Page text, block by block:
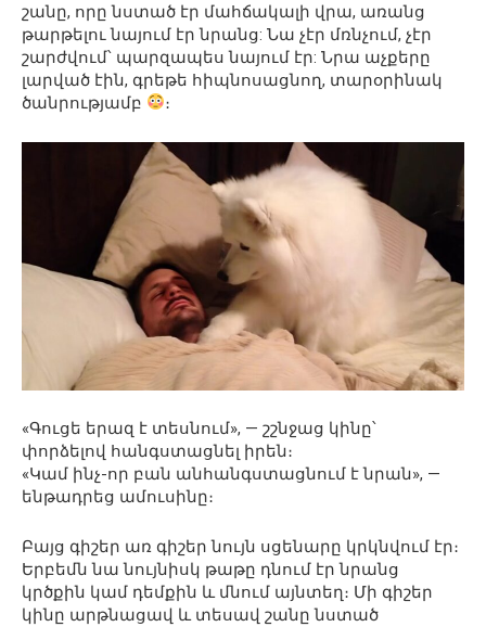
շանը, որը նստած էր մահճակալի վրա, առանց
թարթելու նայում էր նրանց: Նա չէր մռնչում, չէր
շարժվում՝ պարզապես նայում էր: Նրա աչքերը
լարված էին, գրեթե հիպնոսացնող, տարօրինակ
ծանրությամբ
։
«Գուցե երազ է տեսնում», — շշնջաց կինը՝
փորձելով հանգստացնել իրեն։
«Կամ ինչ-որ բան անհանգստացնում է նրան», —
ենթադրեց ամուսինը։
Բայց գիշեր առ գիշեր նույն սցենարը կրկնվում էր։
Երբեմն նա նույնիսկ թաթը դնում էր նրանց
կրծքին կամ դեմքին և մնում այնտեղ։ Մի գիշեր
կինը արթնացավ և տեսավ շանը նստած